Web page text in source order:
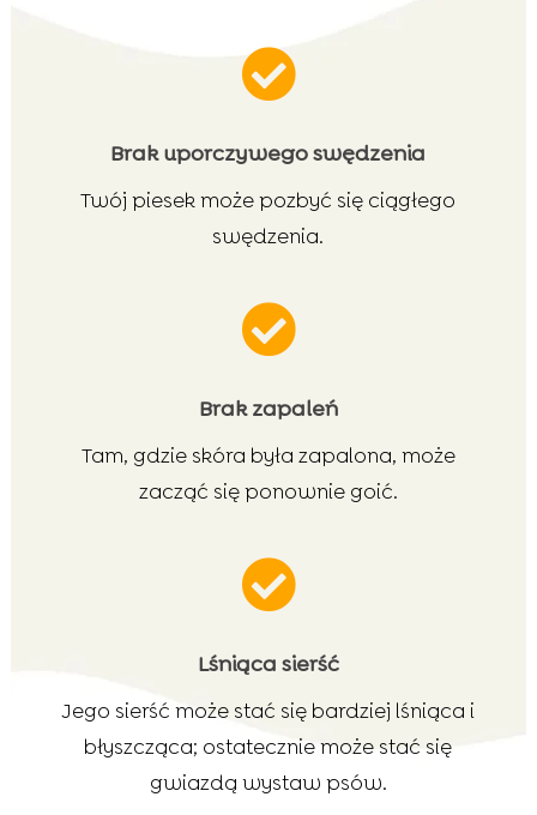

Brak uporczywego swędzenia
Twój piesek może pozbyć się ciągłego
swędzenia.

Brak zapaleń
Tam, gdzie skóra była zapalona, może
zacząć się ponownie goić.

Lśniąca sierść
Jego sierść może stać się bardziej lśniąca i
błyszcząca; ostatecznie może stać się
gwiazdą wystaw psów.